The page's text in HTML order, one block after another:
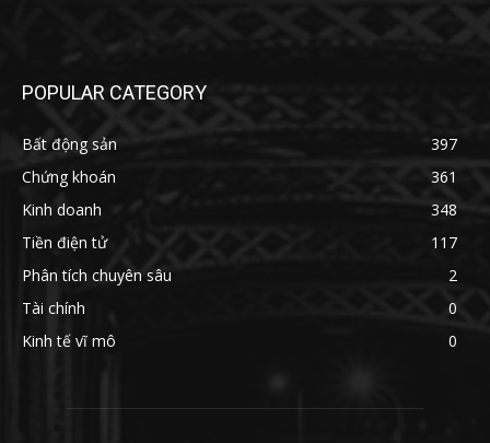
POPULAR CATEGORY
Bất động sản
397
Chứng khoán
361
Kinh doanh
348
Tiền điện tử
117
Phân tích chuyên sâu
2
Tài chính
0
Kinh tế vĩ mô
0